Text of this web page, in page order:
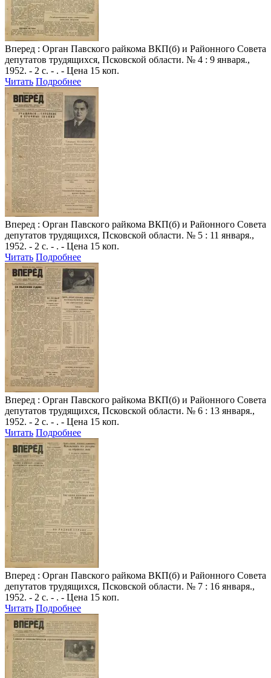
Вперед : Орган Павского райкома ВКП(б) и Районного Совета
депутатов трудящихся, Псковской области. № 4 : 9 января.,
1952. - 2 с. - . - Цена 15 коп.
Читать Подробнее
Вперед : Орган Павского райкома ВКП(б) и Районного Совета
депутатов трудящихся, Псковской области. № 5 : 11 января.,
1952. - 2 с. - . - Цена 15 коп.
Читать Подробнее
Вперед : Орган Павского райкома ВКП(б) и Районного Совета
депутатов трудящихся, Псковской области. № 6 : 13 января.,
1952. - 2 с. - . - Цена 15 коп.
Читать Подробнее
Вперед : Орган Павского райкома ВКП(б) и Районного Совета
депутатов трудящихся, Псковской области. № 7 : 16 января.,
1952. - 2 с. - . - Цена 15 коп.
Читать Подробнее